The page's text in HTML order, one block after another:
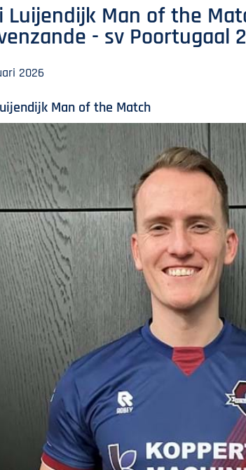
Luijendijk Man of the
- sv Poortugaal
2026
Man of the Match